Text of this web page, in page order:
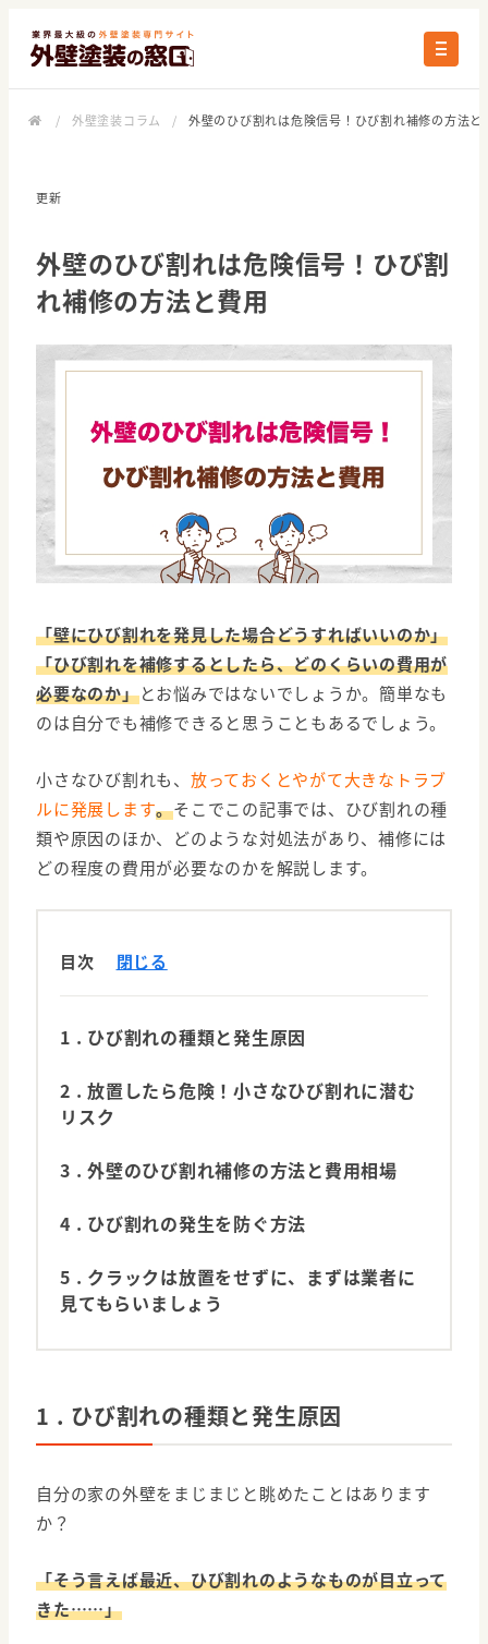
/ 外壁塗装コラム / 外壁のひび割れは危険信号！ひび割れ補修の方法
更新
外壁のひび割れは危険信号！ひび割
れ補修の方法と費用
「壁にひび割れを発見した場合どうすればいいのか」
「ひび割れを補修するとしたら、どのくらいの費用が
必要なのか」とお悩みではないでしょうか。簡単なも
のは自分でも補修できると思うこともあるでしょう。
小さなひび割れも、 放っておくとやがて大きなトラブ
ルに発展します。そこでこの記事では、ひび割れの種
類や原因のほか、どのような対処法があり、補修には
どの程度の費用が必要なのかを解説します。
目次 閉じる
1 . ひび割れの種類と発生原因
2 . 放置したら危険！小さなひび割れに潜む
リスク
3 . 外壁のひび割れ補修の方法と費用相場
4 . ひび割れの発生を防ぐ方法
5 . クラックは放置をせずに、まずは業者に
見てもらいましょう
1 . ひび割れの種類と発生原因
自分の家の外壁をまじまじと眺めたことはあります
か？
「そう言えば最近、ひび割れのようなものが目立って
きた……」